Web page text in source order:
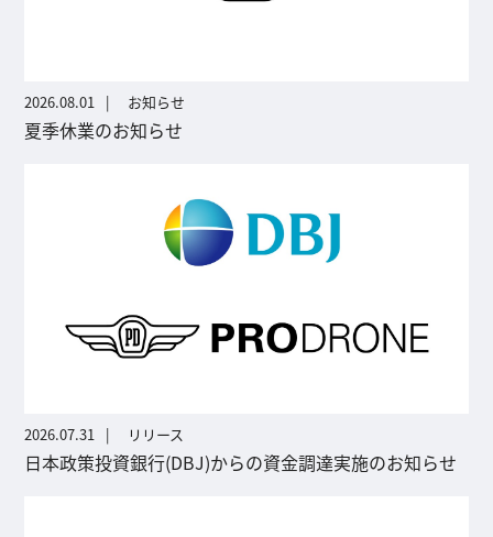
2026.08.01 お知らせ
夏季休業のお知らせ
2026.07.31 リリース
日本政策投資銀行(DBJ)からの資金調達実施のお知らせ